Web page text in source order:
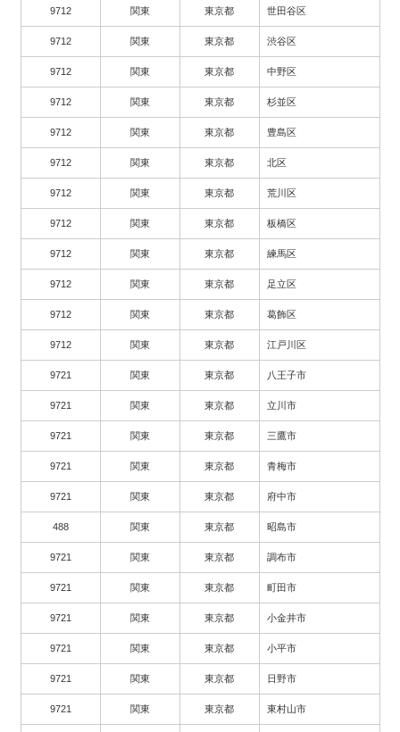
9712 関東 東京都 世田谷区
9712 関東 東京都 渋谷区
9712 関東 東京都 中野区
9712 関東 東京都 杉並区
9712 関東 東京都 豊島区
9712 関東 東京都 北区
9712 関東 東京都 荒川区
9712 関東 東京都 板橋区
9712 関東 東京都 練馬区
9712 関東 東京都 足立区
9712 関東 東京都 葛飾区
9712 関東 東京都 江戸川区
9721 関東 東京都 八王子市
9721 関東 東京都 立川市
9721 関東 東京都 三鷹市
9721 関東 東京都 青梅市
9721 関東 東京都 府中市
488 関東 東京都 昭島市
9721 関東 東京都 調布市
9721 関東 東京都 町田市
9721 関東 東京都 小金井市
9721 関東 東京都 小平市
9721 関東 東京都 日野市
9721 関東 東京都 東村山市